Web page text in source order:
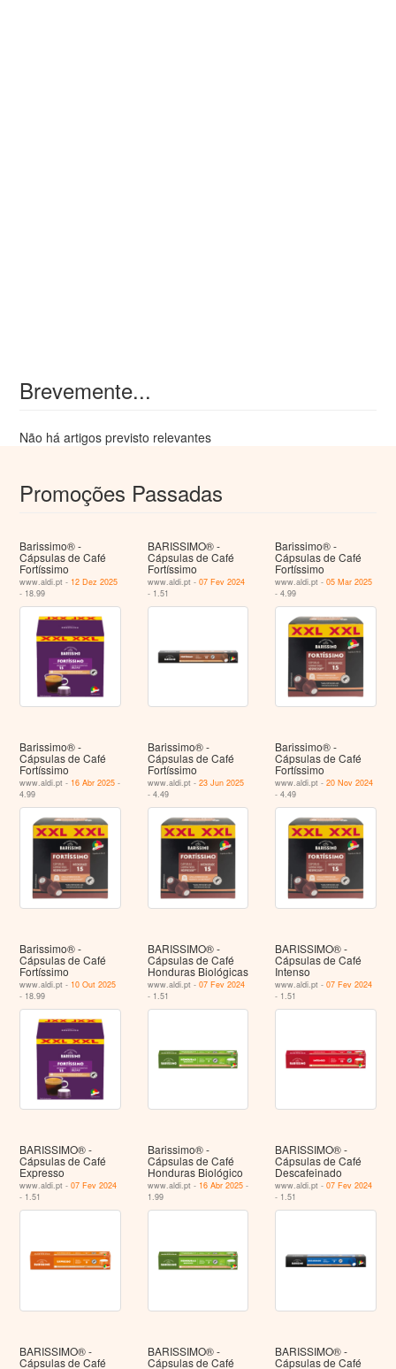
Brevemente...
Não há artigos previsto relevantes
Promoções Passadas
Barissimo® -
Cápsulas de Café
Fortíssimo
www.aldi.pt - 12 Dez 2025
- 18.99
BARISSIMO® -
Cápsulas de Café
Fortíssimo
www.aldi.pt - 07 Fev 2024
- 1.51
Barissimo® -
Cápsulas de Café
Fortíssimo
www.aldi.pt -05 Mar 2025
- 4.99
Barissimo® -
Cápsulas de Café
Fortíssimo
www.aldi.pt - 16 Abr 2025 -
4.99
Barissimo® -
Cápsulas de Café
Fortíssimo
www.aldi.pt - 23 Jun 2025
- 4.49
Barissimo® -
Cápsulas de Café
Fortíssimo
www.aldi.pt -20 Nov 2024
- 4.49
Barissimo® -
Cápsulas de Café
Fortíssimo
www.aldi.pt - 10 Out 2025
- 18.99
BARISSIMO® -
Cápsulas de Café
Honduras Biológicas
www.aldi.pt - 07 Fev 2024
- 1.51
BARISSIMO® -
Cápsulas de Café
Intenso
www.aldi.pt -07 Fev 2024
- 1.51
BARISSIMO® -
Cápsulas de Café
Expresso
www.aldi.pt -07 Fev 2024
- 1.51
Barissimo® -
Cápsulas de Café
Honduras Biológico
www.aldi.pt - 16 Abr 2025-
1.99
BARISSIMO® -
Cápsulas de Café
Descafeinado
www.aldi.pt -07 Fev 2024
- 1.51
BARISSIMO® -
Cápsulas de Café
BARISSIMO® -
Cápsulas de Café
BARISSIMO® -
Cápsulas de Café